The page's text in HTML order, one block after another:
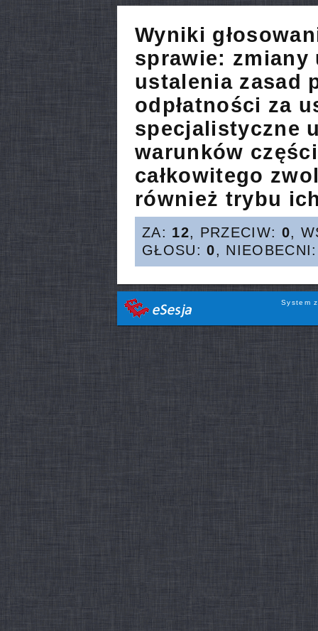
Wyniki
sprawie: zmiany
ustalenia zasad
odpłatności za
specjalistyczne
warunków
całkowitego
również trybu
ZA: 12, PRZECIW: 0,
GŁOSU:0,
System